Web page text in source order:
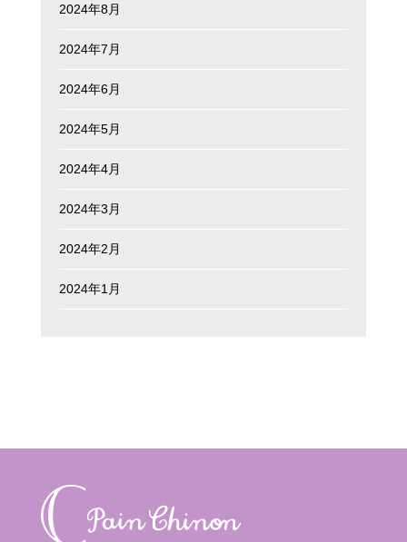
2024年8月
2024年7月
2024年6月
2024年5月
2024年4月
2024年3月
2024年2月
2024年1月